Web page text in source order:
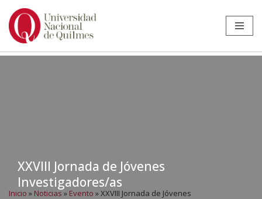
Ir
XXVIII Jornada de Jóvenes
Investigadores/as
Inicio » Noticias» Evento »XXVIII Jornada de Jóvenes